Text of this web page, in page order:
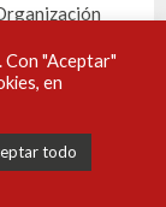
sobre los
en la
y en la
Con "Aceptar"
en
todo